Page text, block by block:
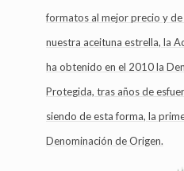
formatos al mejor precio y
nuestra aceituna estrella, la
ha obtenido en el 2010 la
Protegida, tras años de
siendo de esta forma, la
Denominación de Origen.